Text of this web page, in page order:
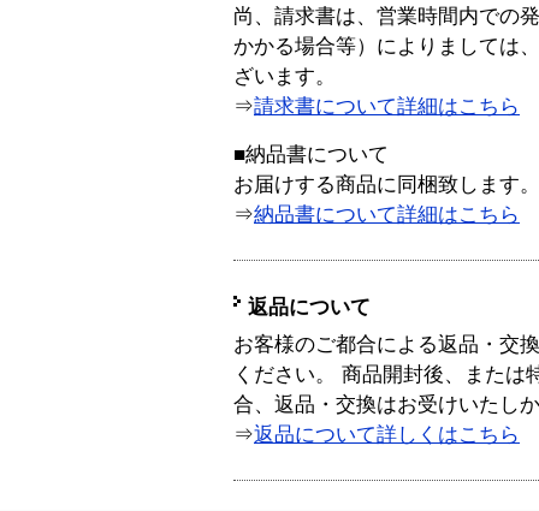
尚、請求書は、営業時間内での
かかる場合等）によりましては
ざいます。
⇒請求書について詳細はこちら
■納品書について
お届けする商品に同梱致します。
⇒納品書について詳細はこちら
返品について
お客様のご都合による返品・交
ください。 商品開封後、または
合、返品・交換はお受けいたし
⇒返品について詳しくはこちら